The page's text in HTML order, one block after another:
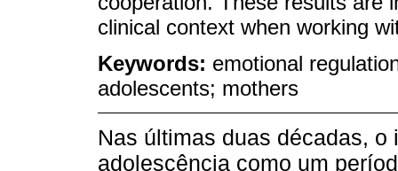
clinical context when working
Keywords: emotional
adolescents; mothers
Nas últimas duas décadas, o
adolescência como um